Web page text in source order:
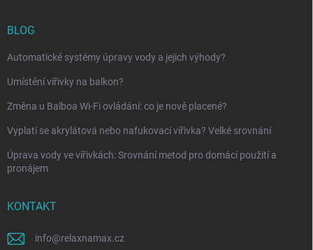
BLOG
Automatické systémy úpravy vody a jejich výhody?
Umístění vířivky na balkon?
Změna u Balboa Wi-Fi ovládání: co je nově placené?
Vyplatí se akrylátová nebo nafukovací vířivka? Velké srovnání
Úprava vody ve vířivkách: Srovnání metod pro domácí použití a
pronájem
KONTAKT
info@relaxnamax.cz